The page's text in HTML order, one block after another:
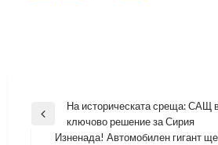
Навигация
Previous
На историческата среща: САЩ
ключово решение за Сирия
Изненада! Автомобилен гигант